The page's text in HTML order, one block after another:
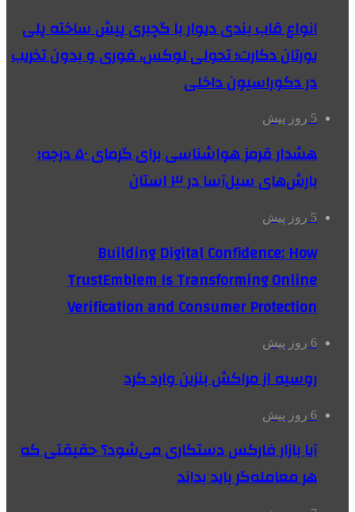
انواع قاب بندی دیوار با گچبری پیش ساخته پلی
یورتان دکارت؛ تحولی لوکس، فوری و بدون تخریب
در دکوراسیون داخلی
5 روز پیش
هشدار قرمز هواشناسی برای گرمای ۵۰ درجه؛
بارش‌های سیل‌آسا در ۳ استان
5 روز پیش
Building Digital Confidence: How
TrustEmblem Is Transforming Online
Verification and Consumer Protection
6 روز پیش
روسیه از مراکش بنزین وارد کرد
6 روز پیش
آیا بازار فارکس دستکاری می‌شود؟ حقیقتی که
هر معامله‌گر باید بداند